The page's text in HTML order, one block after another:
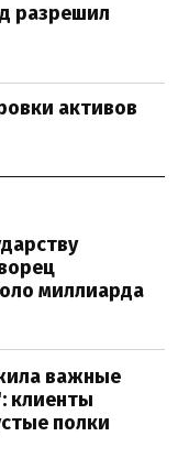
разрешил
активов
миллиарда
важные
клиенты
полки